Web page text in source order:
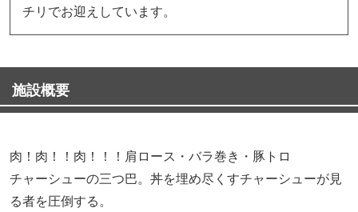
チリでお迎えしています。
施設概要
肉！肉！！肉！！！肩ロース・バラ巻き・豚トロ
チャーシューの三つ巴。丼を埋め尽くすチャーシューが見
る者を圧倒する。